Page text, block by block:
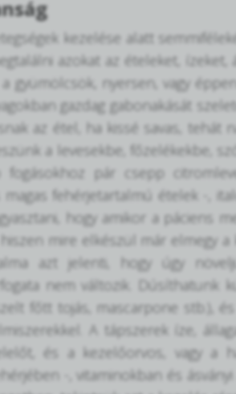
kezelése alatt
azokat az ételeket, ízeket,
gyümölcsök, nyersen, vagy
gazdag gabonakását
az étel, ha kissé savas, tehát
a levesekbe, főzelékekbe,
fogásokhoz pár csepp
fehérjetartalmú ételek -,
hogy amikor a páciens
mire elkészül már elmegy a
azt jelenti, hogy úgy
nem változik. Dúsíthatunk
főtt tojás, mascarpone stb.),
A tápszerek íze,
és a kezelőorvos, vagy a
-, vitaminokban és